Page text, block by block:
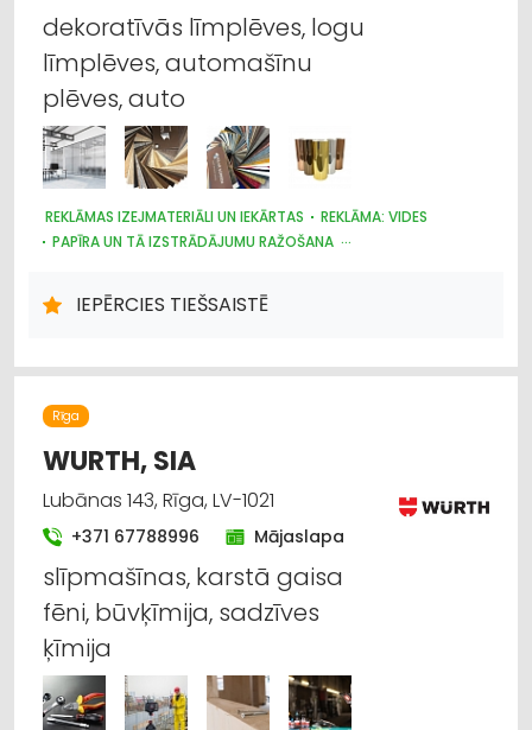
LABOŠANA, REMONTS
KOKAPSTRĀDE
SADZĪVES TEHNIKAS TIRDZNIECĪBA
SADZĪVES TEHNIKAS VAIRUMTIRDZNIECĪBA
MEDICĪNAS TEHNIKA, INSTRUMENTI, PRECES UN PIEDERUMI
dekoratīvās līmplēves, logu
līmplēves, automašīnu
plēves, auto
REKLĀMAS IZEJMATERIĀLI UN IEKĀRTAS
REKLĀMA: VIDES
PAPĪRA UN TĀ IZSTRĀDĀJUMU RAŽOŠANA
TIRDZNIECĪBAS IEKĀRTAS
IEPĒRCIES TIEŠSAISTĒ
Rīga
WURTH, SIA
Lubānas 143, Rīga, LV-1021
+371 67788996 Mājaslapa
slīpmašīnas, karstā gaisa
fēni, būvķīmija, sadzīves
ķīmija